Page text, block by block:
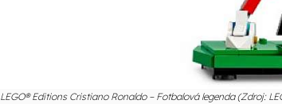
Editions Cristiano Ronaldo – Fotbalová legenda (Zdroj: